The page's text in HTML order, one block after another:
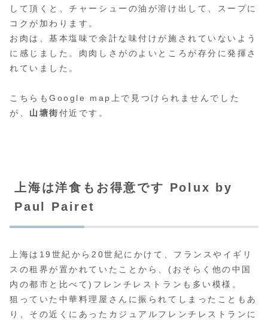
して頂くと、チャーシューの油が溶け出して、スープに
コクが加わります。
お肉は、基本塩味で余計な味付けが施されていないよう
に感じました。肉肉しさがのよいところが存分に発揮さ
れていました。
こちらもGoogle map上で見つけられませんでした
が、 山塘街付近です。
上海は洋食もお得意です Polux by
Paul Pairet
上海は19世紀から20世紀にかけて、フランスやイギリ
スの租界が置かれていたことから、(おそらく他の中国
内の都市と比べて)フレンチレストランも多い模様。
狙っていた中華料理屋さんに振られてしまったこともあ
り、その近くにあったカジュアルフレンチレストランに